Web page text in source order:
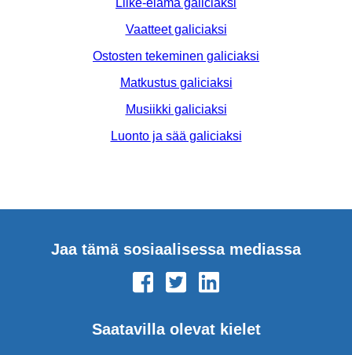
Liike-elämä galiciaksi
Vaatteet galiciaksi
Ostosten tekeminen galiciaksi
Matkustus galiciaksi
Musiikki galiciaksi
Luonto ja sää galiciaksi
Jaa tämä sosiaalisessa mediassa
Saatavilla olevat kielet